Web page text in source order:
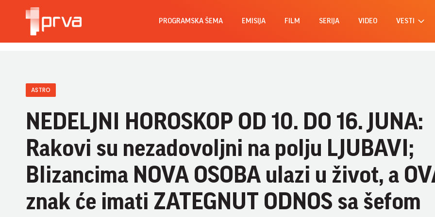
PROGRAMSKA ŠEMA EMISIJA FILM SERIJA VIDEO VESTI
ASTRO
NEDELJNI HOROSKOP OD 10. DO 16. JUNA:
Rakovi su nezadovoljni na polju LJUBAVI;
Blizancima NOVA OSOBA ulazi u život, a
znak će imati ZATEGNUT ODNOS sa šefom